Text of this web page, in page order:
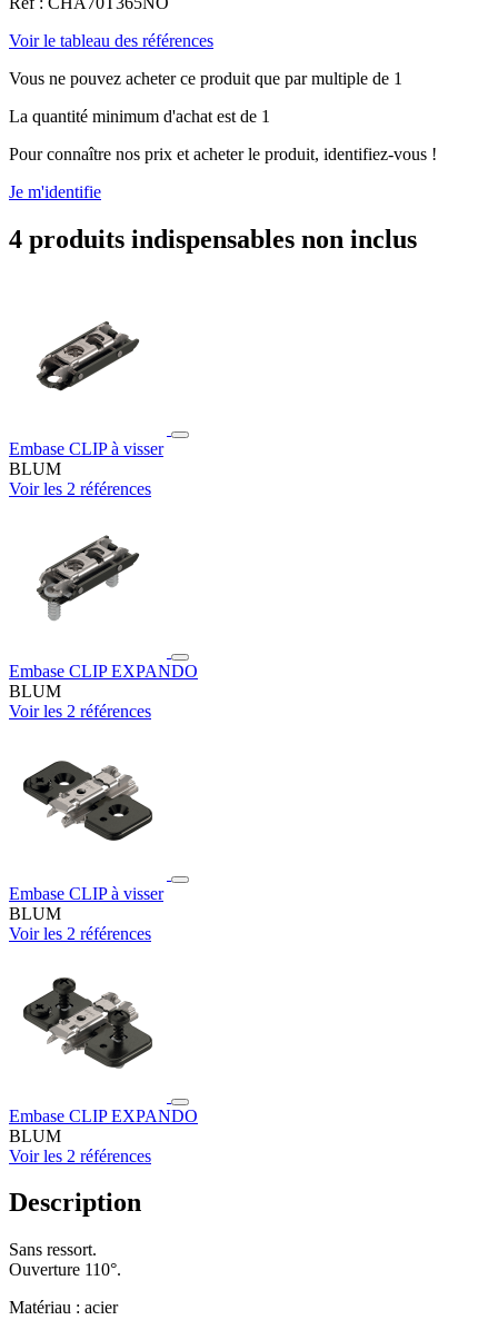
Voir le tableau des références
Vous ne pouvez acheter ce produit que par multiple de 1
La quantité minimum d'achat est de 1
Pour connaître nos prix et acheter le produit, identifiez-vous !
Je m'identifie
4 produits indispensables non inclus
Embase CLIP à visser
BLUM
Voir les 2 références
Embase CLIP EXPANDO
BLUM
Voir les 2 références
Embase CLIP à visser
BLUM
Voir les 2 références
Embase CLIP EXPANDO
BLUM
Voir les 2 références
Description
Sans ressort.
Ouverture 110°.
Matériau : acier